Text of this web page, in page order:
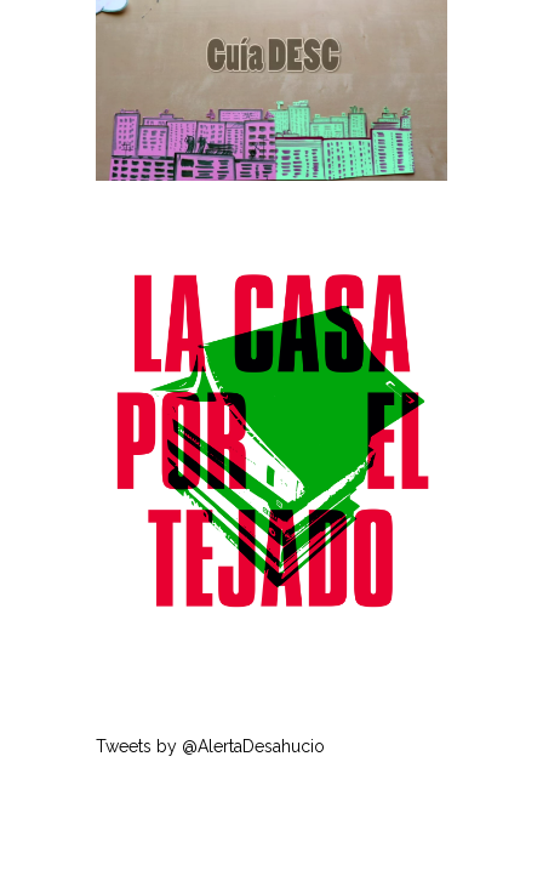
Tweets by @AlertaDesahucio